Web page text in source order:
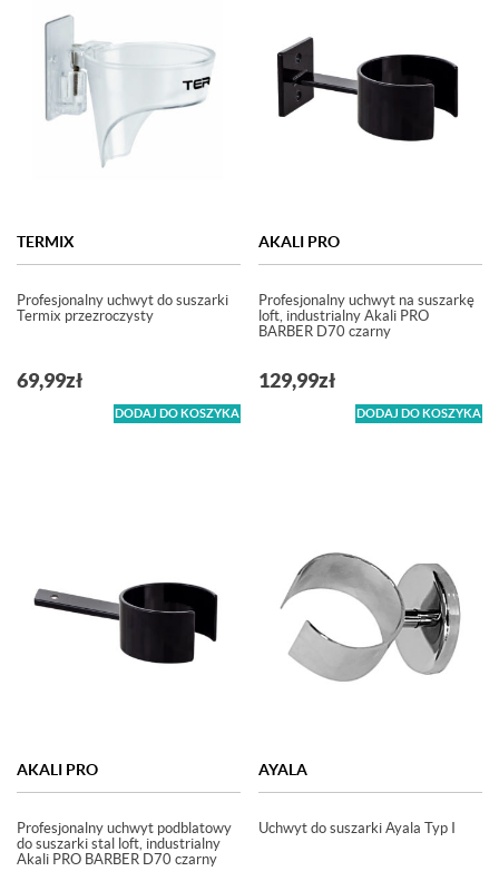
TERMIX
Profesjonalny uchwyt do suszarki
Termix przezroczysty
69,99zł
DODAJ DO KOSZYKA
AKALI PRO
Profesjonalny uchwyt na suszarkę
loft, industrialny Akali PRO
BARBER D70 czarny
129,99zł
DODAJ DO KOSZYKA
AKALI PRO
Profesjonalny uchwyt podblatowy
do suszarki stal loft, industrialny
Akali PRO BARBER D70 czarny
AYALA
Uchwyt do suszarki Ayala Typ I